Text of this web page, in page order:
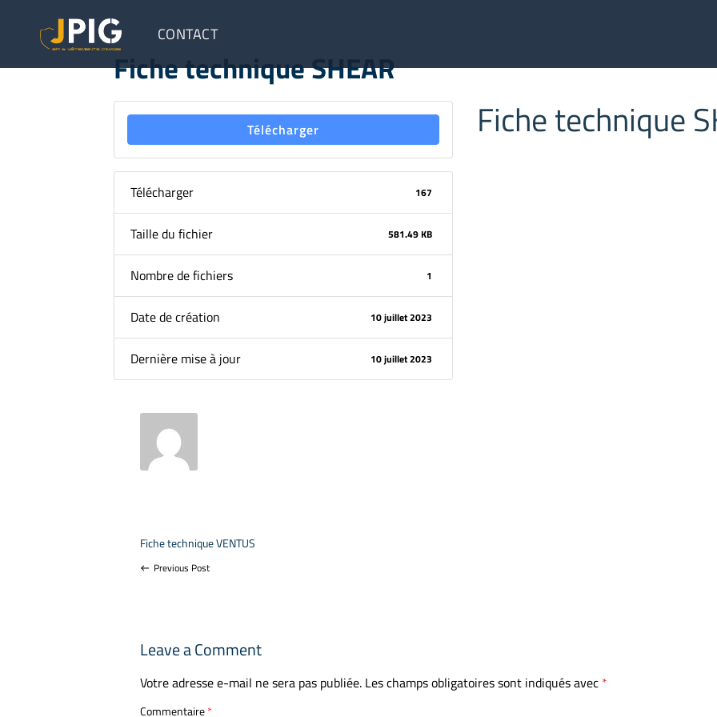
CONTACT
Fiche technique SHEAR
Télécharger
Télécharger 167
Taille du fichier 581.49 KB
Nombre de fichiers 1
Date de création 10 juillet 2023
Dernière mise à jour 10 juillet 2023
Fiche technique
Fiche technique VENTUS
west Previous Post
Leave a Comment
Votre adresse e-mail ne sera pas publiée. Les champs obligatoires sont indiqués avec *
Commentaire*